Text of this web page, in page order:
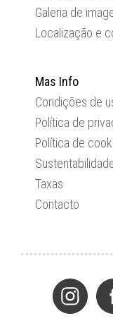
Galeria de
Localização e
Mas Info
Condições de
Política de
Política de
Taxas
Contacto